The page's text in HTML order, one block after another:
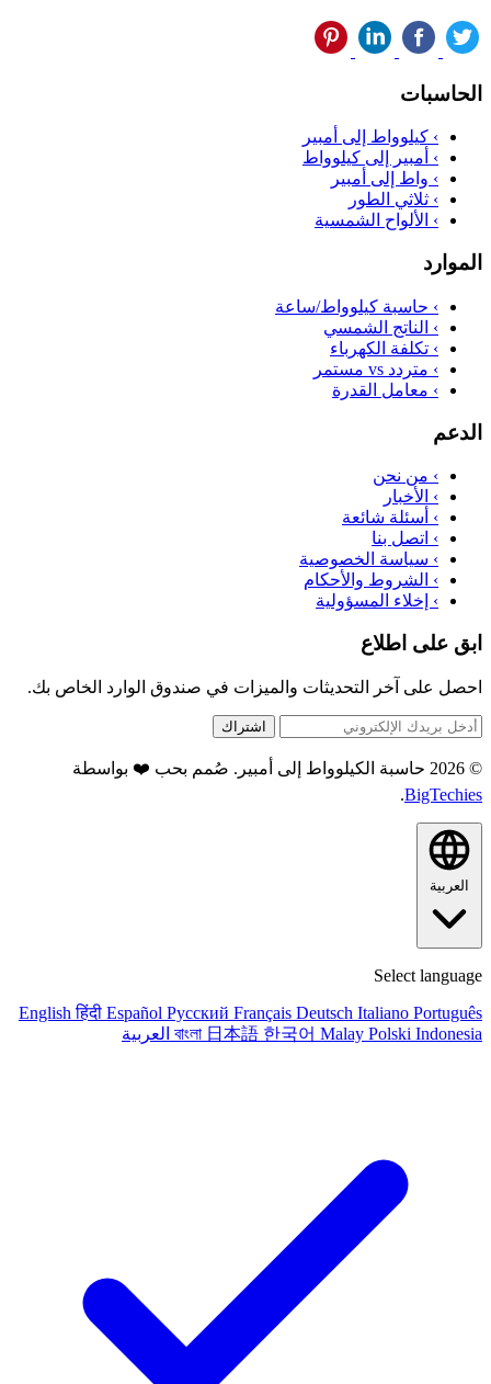
الحاسبات
› كيلوواط إلى أمبير
› أمبير إلى كيلوواط
› واط إلى أمبير
› ثلاثي الطور
› الألواح الشمسية
الموارد
› حاسبة كيلوواط/ساعة
› الناتج الشمسي
› تكلفة الكهرباء
› متردد vs مستمر
› معامل القدرة
الدعم
› من نحن
› الأخبار
› أسئلة شائعة
› اتصل بنا
› سياسة الخصوصية
› الشروط والأحكام
› إخلاء المسؤولية
ابق على اطلاع
احصل على آخر التحديثات والميزات في صندوق الوارد الخاص بك.
اشتراك
© 2026 حاسبة الكيلوواط إلى أمبير. صُمم بحب ❤️ بواسطة
BigTechies
.
العربية
Select language
English हिंदी Español Русский Français Deutsch Italiano Português
বাংলা 日本語 한국어 Malay Polski Indonesia العربية